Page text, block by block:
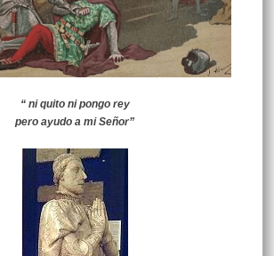
“ ni quito ni pongo rey
pero ayudo a mi Señor”